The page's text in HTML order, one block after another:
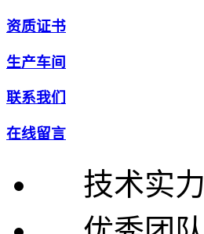
资质证书
生产车间
联系我们
在线留言
技术实力